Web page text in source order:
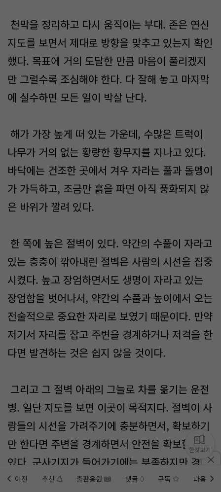
천막을 정리하고 다시 움직이는 부대. 존은 연신
지도를 보면서 제대로 방향을 맞추고 있는지 확인
했다. 목표에 거의 도달한 만큼 마음이 풀리겠지
만 그럴수록 조심해야 한다. 다 잘해 놓고 마지막
에 실수하면 모든 일이 박살 난다.
해가 가장 높게 떠 있는 가운데, 수많은 트럭이
나무가 거의 없는 황량한 황무지를 지나고 있다.
바닥에는 건조한 곳에서 겨우 자라는 풀과 돌멩이
가 가득하고, 조금만 흙을 파면 아직 풍화되지 않
은 바위가 깔려 있다.
한 쪽에 높은 절벽이 있다. 약간의 수풀이 자라고
있는 층층이 깎아내린 절벽은 사람의 시선을 집중
시켰다. 높고 장엄하면서도 생명이 자라고 있는
장엄함을 벗어나서, 약간의 수풀과 높이에서 오는
전술적으로 중요한 자리로 보였기 때문이다. 만약
저기서 자리를 잡고 주변을 경계하거나 저격을 한
다면 발견하는 것은 쉽지 않을 것이다.
그리고 그 절벽 아래의 그늘로 차를 옮기는 운전
병. 일단 지도를 보면 이곳이 목적지다. 절벽이 사
람들의 시선을 가려주기에 충분하면서, 확보하기
만 한다면 주변을 경계하면서 안전을 확보할 수
있다. 군사기지가 들어가기에는 부족하지만 경계
탑을 세우고 적을 몰아넣기에는 최적의 장소.
이전 추천 출판응원 댓글 0 구독 다음
한컷보기
홈에미노벨 웹추가하기 미노벨 앱설치하기